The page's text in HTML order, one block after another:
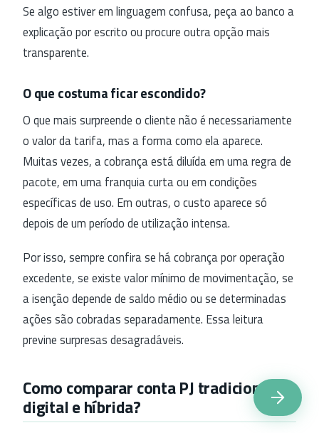
Se algo estiver em linguagem confusa, peça ao banco a
explicação por escrito ou procure outra opção mais
transparente.
O que costuma ficar escondido?
O que mais surpreende o cliente não é necessariamente
o valor da tarifa, mas a forma como ela aparece.
Muitas vezes, a cobrança está diluída em uma regra de
pacote, em uma franquia curta ou em condições
específicas de uso. Em outras, o custo aparece só
depois de um período de utilização intensa.
Por isso, sempre confira se há cobrança por operação
excedente, se existe valor mínimo de movimentação, se
a isenção depende de saldo médio ou se determinadas
ações são cobradas separadamente. Essa leitura
previne surpresas desagradáveis.
Como comparar conta PJ tradicional,
digital e híbrida?